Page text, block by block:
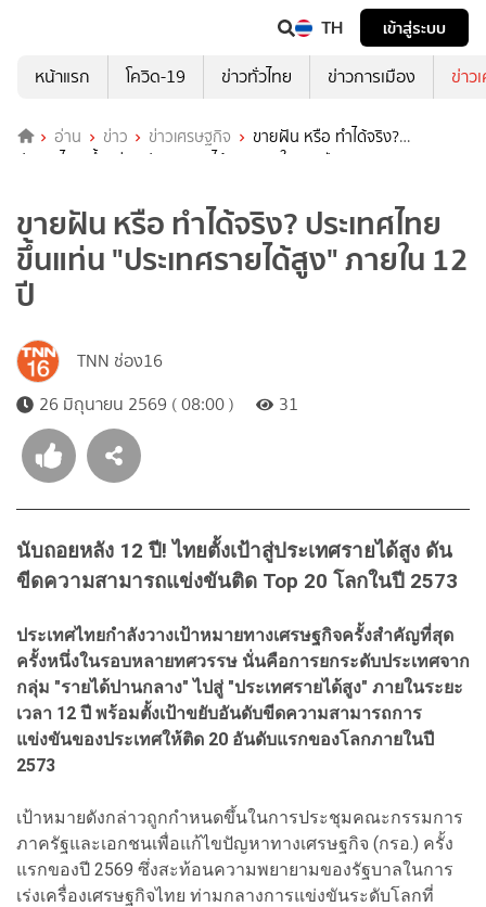
TH
เข้าสู่ระบบ
หน้าแรก
โควิด-19 ข่าวทั่วไทย ข่าวการเมือง ข่าว
อ่าน ข่าว ข่าวเศรษฐกิจ
ขายฝัน หรือ ทำได้จริง?
ประเทศไทย ขึ้นแท่น "ประเทศรายได้สูง" ภายใน 12 ปี
ขายฝัน หรือ ทำได้จริง? ประเทศไทย
ขึ้นแท่น "ประเทศรายได้สูง" ภายใน 12
ปี
TNN ช่อง16
26 มิถุนายน 2569 ( 08:00 )
31
นับถอยหลัง 12 ปี! ไทยตั้งเป้าสู่ประเทศรายได้สูง ดัน
ขีดความสามารถแข่งขันติด Top 20 โลกในปี 2573
ประเทศไทยกำลังวางเป้าหมายทางเศรษฐกิจครั้งสำคัญที่สุด
ครั้งหนึ่งในรอบหลายทศวรรษ นั่นคือการยกระดับประเทศจาก
กลุ่ม "รายได้ปานกลาง" ไปสู่ "ประเทศรายได้สูง" ภายในระยะ
เวลา 12 ปี พร้อมตั้งเป้าขยับอันดับขีดความสามารถการ
แข่งขันของประเทศให้ติด 20 อันดับแรกของโลกภายในปี
2573
เป้าหมายดังกล่าวถูกกำหนดขึ้นในการประชุมคณะกรรมการ
ภาครัฐและเอกชนเพื่อแก้ไขปัญหาทางเศรษฐกิจ (กรอ.) ครั้ง
แรกของปี 2569 ซึ่งสะท้อนความพยายามของรัฐบาลในการ
เร่งเครื่องเศรษฐกิจไทย ท่ามกลางการแข่งขันระดับโลกที่